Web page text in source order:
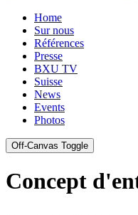
Home
Sur nous
Références
Presse
BXU TV
Suisse
News
Events
Photos
Off-Canvas Toggle
Concept